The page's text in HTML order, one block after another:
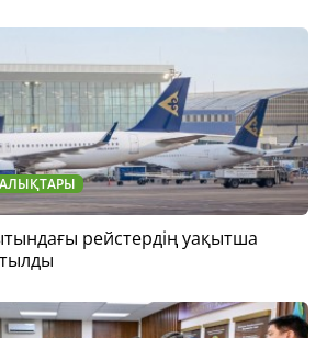
рейстердің уақытша